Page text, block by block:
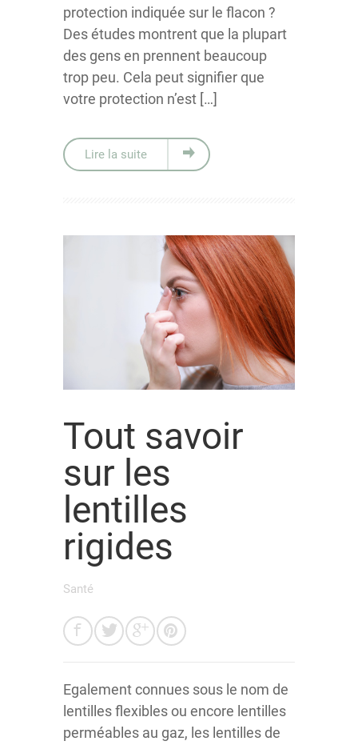
protection indiquée sur le flacon ?
Des études montrent que la plupart
des gens en prennent beaucoup
trop peu. Cela peut signifier que
votre protection n’est […]
Lire la suite
Tout savoir
sur les
lentilles
rigides
Santé
Egalement connues sous le nom de
lentilles flexibles ou encore lentilles
perméables au gaz, les lentilles de